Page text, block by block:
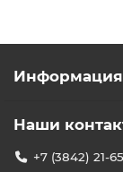
Информация
Наши
+7 (3842) 21-